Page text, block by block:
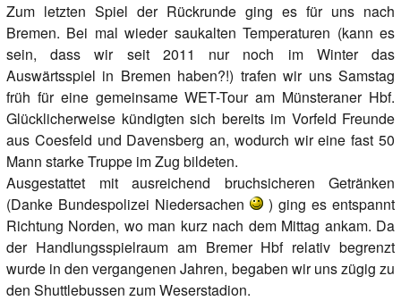
Zum letzten Spiel der Rückrunde ging es für uns nach
Bremen. Bei mal wieder saukalten Temperaturen (kann es
sein, dass wir seit 2011 nur noch im Winter das
Auswärtsspiel in Bremen haben?!) trafen wir uns Samstag
früh für eine gemeinsame WET-Tour am Münsteraner Hbf.
Glücklicherweise kündigten sich bereits im Vorfeld Freunde
aus Coesfeld und Davensberg an, wodurch wir eine fast 50
Mann starke Truppe im Zug bildeten.
Ausgestattet mit ausreichend bruchsicheren Getränken
(Danke Bundespolizei Niedersachen
) ging es entspannt
Richtung Norden, wo man kurz nach dem Mittag ankam. Da
der Handlungsspielraum am Bremer Hbf relativ begrenzt
wurde in den vergangenen Jahren, begaben wir uns zügig zu
den Shuttlebussen zum Weserstadion.